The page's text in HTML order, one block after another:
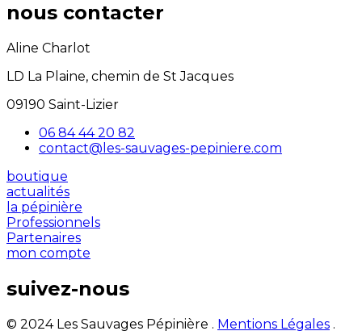
nous contacter
Aline Charlot
LD La Plaine, chemin de St Jacques
09190 Saint-Lizier
06 84 44 20 82
contact@les-sauvages-pepiniere.com
boutique
actualités
la pépinière
Professionnels
Partenaires
mon compte
suivez-nous
© 2024 Les Sauvages Pépinière . Mentions Légales .